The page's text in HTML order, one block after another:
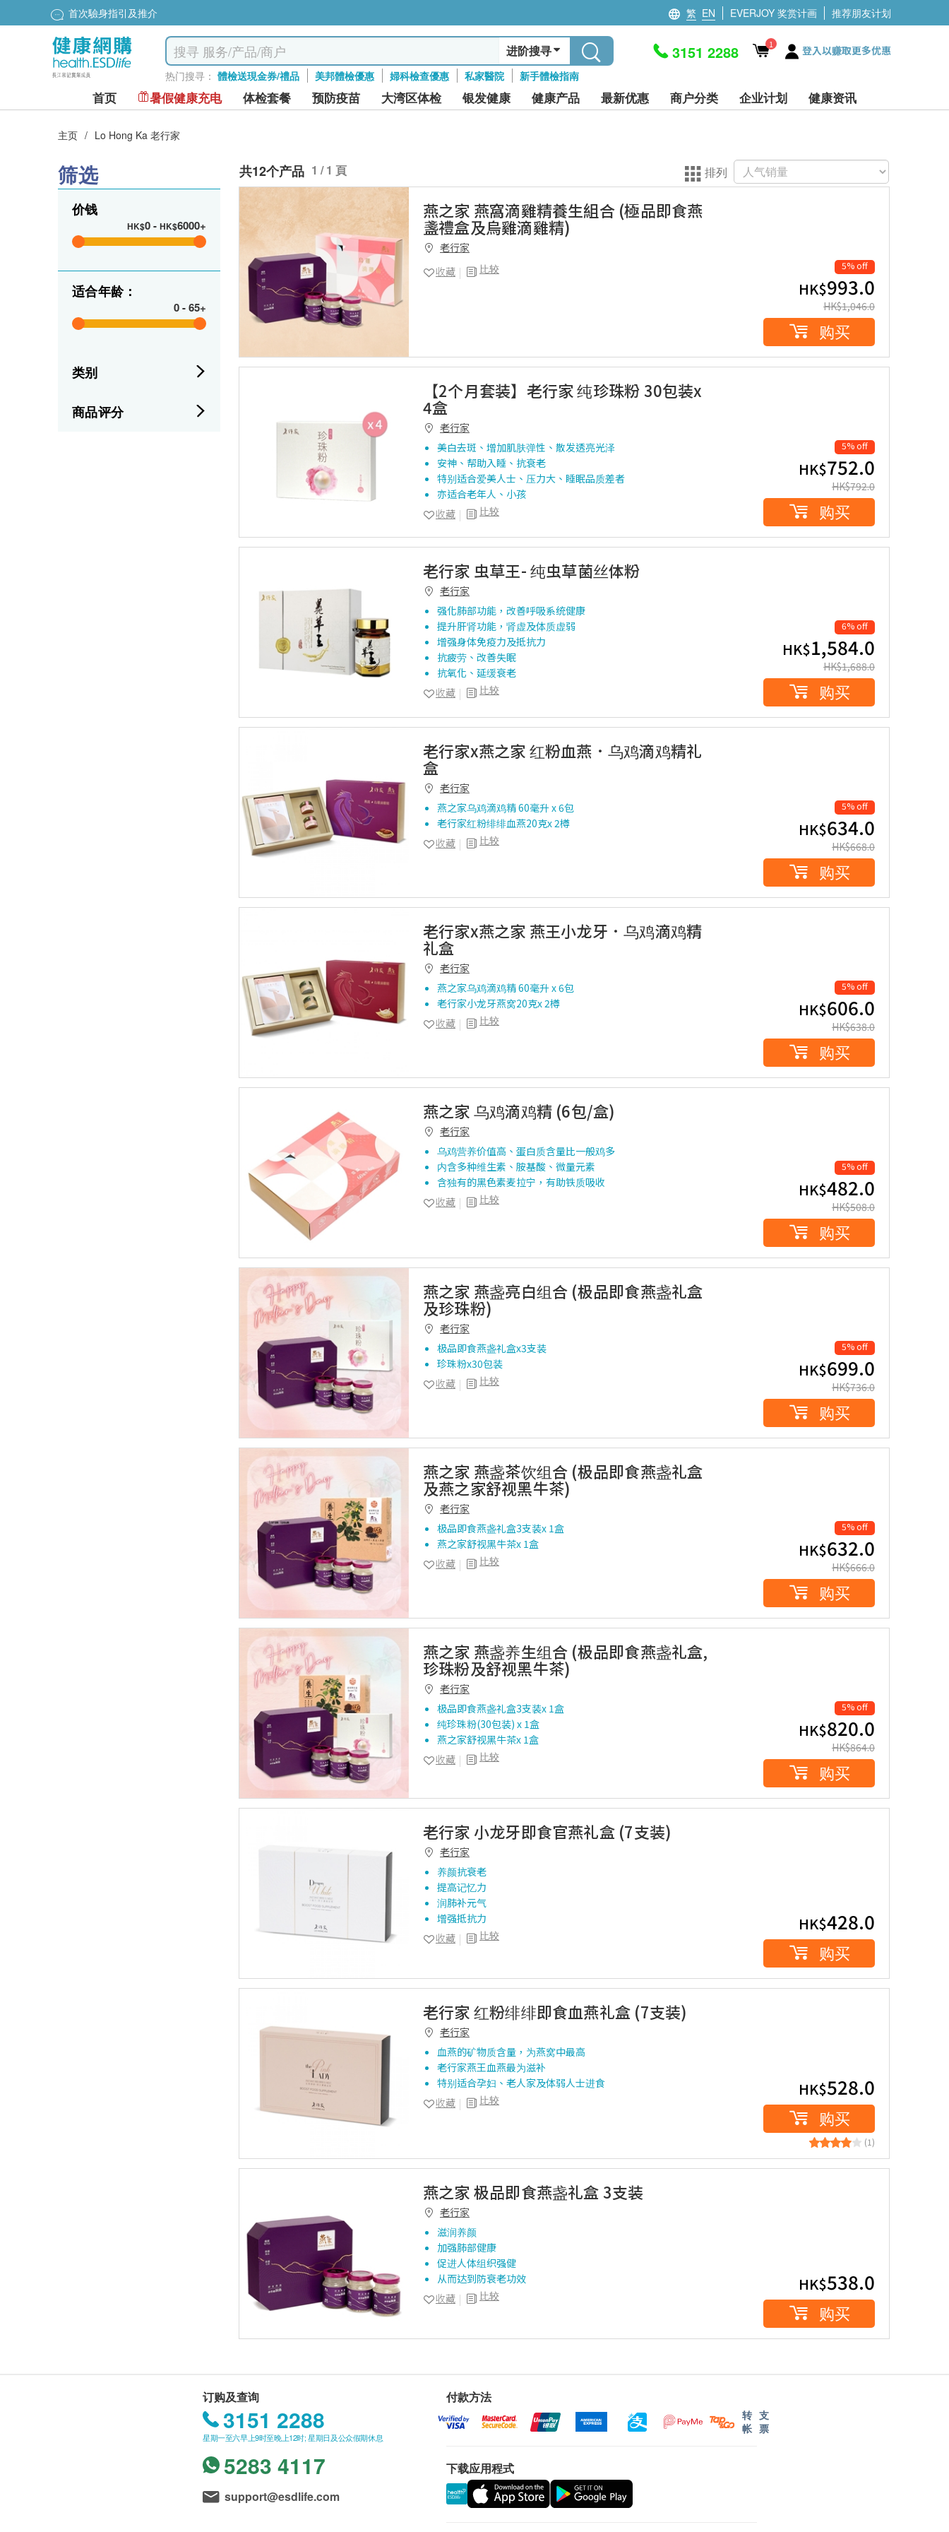
首次驗身指引及推介 繁 EN EVERJOY 奖赏计画 推荐朋友计划
进阶搜寻
热门搜寻： 體檢送現金券/禮品 美邦體檢優惠 婦科檢查優惠 私家醫院 新手體檢指南
3151 2288 1 登入以赚取更多优惠
首页 暑假健康充电 体检套餐 预防疫苗 大湾区体检 银发健康 健康产品 最新优惠 商户分类 企业计划 健康资讯
主页 / Lo Hong Ka 老行家
筛选
价钱
HK$0- HK$6000+
适合年龄：
0-65+
类别
商品评分
共12个产品 1 / 1 頁 排列
燕之家 燕窩滴雞精養生組合 (極品即食燕
盞禮盒及烏雞滴雞精)
老行家
比较
收藏 5% off
HK$993.0
HK$1,046.0
购买
【2个月套装】老行家 纯珍珠粉 30包装x
4盒
老行家
美白去斑、增加肌肤弹性、散发透亮光泽
安神、帮助入睡、抗衰老
特别适合爱美人士、压力大、睡眠品质差者
亦适合老年人、小孩
比较
收藏
5% off
HK$752.0
HK$792.0
购买
老行家 虫草王- 纯虫草菌丝体粉
老行家
强化肺部功能，改善呼吸系统健康
提升肝肾功能，肾虚及体质虚弱
增强身体免疫力及抵抗力
抗疲劳、改善失眠
抗氧化、延缓衰老
比较
收藏
6% off
HK$1,584.0
HK$1,688.0
购买
老行家x燕之家 红粉血燕．乌鸡滴鸡精礼
盒
老行家
燕之家乌鸡滴鸡精 60毫升 x 6包
老行家红粉绯绯血燕20克x 2樽
比较
收藏
5% off
HK$634.0
HK$668.0
购买
老行家x燕之家 燕王小龙牙．乌鸡滴鸡精
礼盒
老行家
燕之家乌鸡滴鸡精 60毫升 x 6包
老行家小龙牙燕窝20克x 2樽
比较
收藏
5% off
HK$606.0
HK$638.0
购买
燕之家 乌鸡滴鸡精 (6包/盒)
老行家
乌鸡营养价值高、蛋白质含量比一般鸡多
内含多种维生素、胺基酸、微量元素
含独有的黑色素麦拉宁，有助铁质吸收
比较
收藏
5% off
HK$482.0
HK$508.0
购买
燕之家 燕盏亮白组合 (极品即食燕盏礼盒
及珍珠粉)
老行家
极品即食燕盏礼盒x3支装
珍珠粉x30包装
比较
收藏
5% off
HK$699.0
HK$736.0
购买
燕之家 燕盏茶饮组合 (极品即食燕盏礼盒
及燕之家舒视黑牛茶)
老行家
极品即食燕盏礼盒3支装x 1盒
燕之家舒视黑牛茶x 1盒
比较
收藏
5% off
HK$632.0
HK$666.0
购买
燕之家 燕盏养生组合 (极品即食燕盏礼盒,
珍珠粉及舒视黑牛茶)
老行家
极品即食燕盏礼盒3支装x 1盒
纯珍珠粉(30包装) x 1盒
燕之家舒视黑牛茶x 1盒
比较
收藏
5% off
HK$820.0
HK$864.0
购买
老行家 小龙牙即食官燕礼盒 (7支装)
老行家
养颜抗衰老
提高记忆力
润肺补元气
增强抵抗力
比较
收藏
HK$428.0
购买
老行家 红粉绯绯即食血燕礼盒 (7支装)
老行家
血燕的矿物质含量，为燕窝中最高
老行家燕王血燕最为滋补
特别适合孕妇、老人家及体弱人士进食
比较
收藏
HK$528.0
购买
(1)
燕之家 极品即食燕盏礼盒 3支装
老行家
滋润养颜
加强肺部健康
促进人体组织强健
从而达到防衰老功效
比较
收藏
HK$538.0
购买
订购及查询
3151 2288
星期一至六早上9时至晚上12时; 星期日及公众假期休息
5283 4117
support@esdlife.com
付款方法
转
帐
支
票
下载应用程式